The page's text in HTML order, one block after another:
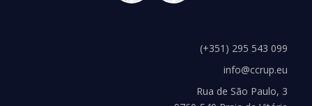
(+351) 295 543 099
info@ccrup.eu
Rua de São Paulo, 3